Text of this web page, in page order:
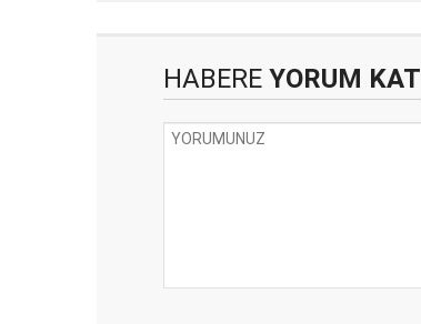
HABERE YORUM KAT